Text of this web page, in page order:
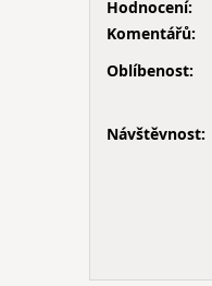
Hodnocení:
Komentářů:
Oblíbenost:
Návštěvnost: